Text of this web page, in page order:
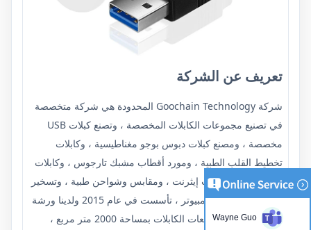
تعريف عن الشركة
شركة Goochain Technology المحدودة هي شركة متخصصة
في تصنيع مجموعات الكابلات المخصصة ، وتصنع كبلات USB
مخصصة ، ومصنع كبلات دبوس بوجو مغناطيسية ، وكابلات
تخطيط القلب الطبية ، ومورد أقطاب مشبك تارجوس ، وكابلات
تمديد USB ، وكابلات إيثرنت ، ومقابس وشواحن طبية ، وتسخير
الأسلاك وكابلات الكمبيوتر ، تأسست في عام 2015 ولدينا ورشة
عمل مخصصة لتجميعات الكابلات بمساحة 2000 متر مربع ،
Wayne Guo